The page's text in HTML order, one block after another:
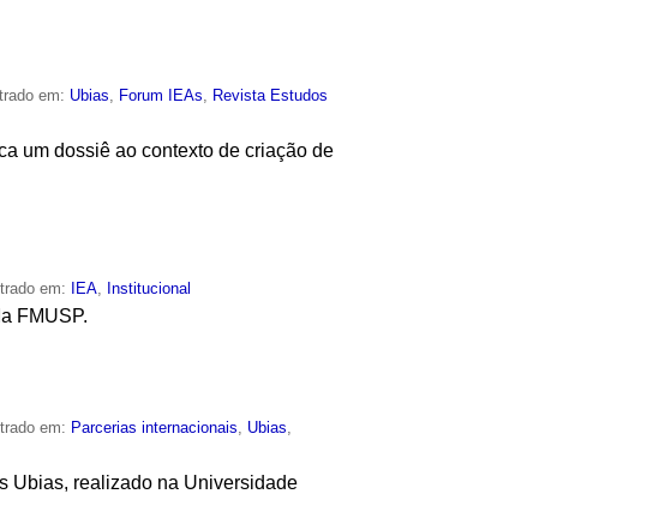
em: Ubias Forum IEAs
Revista Estudos
um dossiê ao contexto de criação de
em: IEA, Institucional
FMUSP.
em: Parcerias internacionais, Ubias,
Ubias, realizado na Universidade